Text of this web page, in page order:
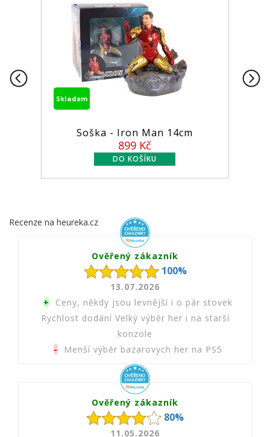
Soška - Iron Man 14cm
Recenze na heureka.cz
Ověřený zákazník
100%
13.07.2026
+ Ceny, někdy jsou levnější i o pár stovek
Rychlost dodání Velký výběr her i na starší
konzole
- Menší výběr bazarovych her na PS5
Ověřený zákazník
80%
11.05.2026